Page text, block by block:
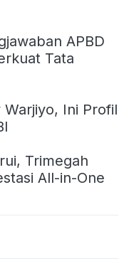
APBD
Tata
Ini Profil
Trimegah
All-in-One